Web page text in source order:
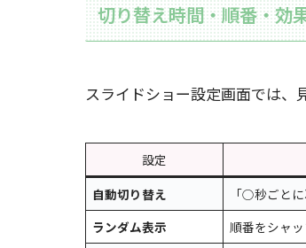
切り替え時間・順番・効
スライドショー設定画面では、
設定
自動切り替え
「○秒ごと
ランダム表示
順番をシャ